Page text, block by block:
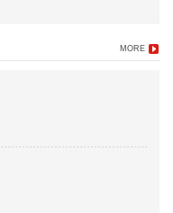
MORE